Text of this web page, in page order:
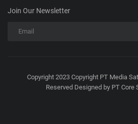
Join Our Newsletter
Copyright 2023 Copyright PT Media
Reserved Designed by PT